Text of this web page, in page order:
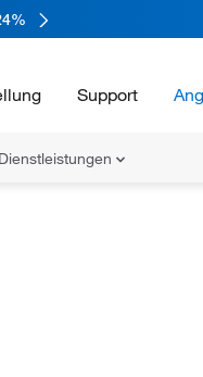
Support